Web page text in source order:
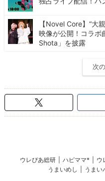
【Novel Core】“大
映像が公開！コラボ
Shota」を披露
次
ウレぴあ総研 ハピママ* ウ
うまいめし
うまい